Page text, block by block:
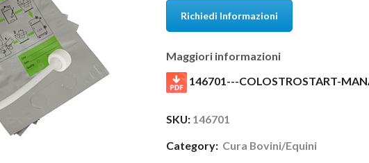
Richiedi Informazioni
Maggiori informazioni
146701---COLOSTROSTART-
SKU: 146701
Category: Cura Bovini/Equini